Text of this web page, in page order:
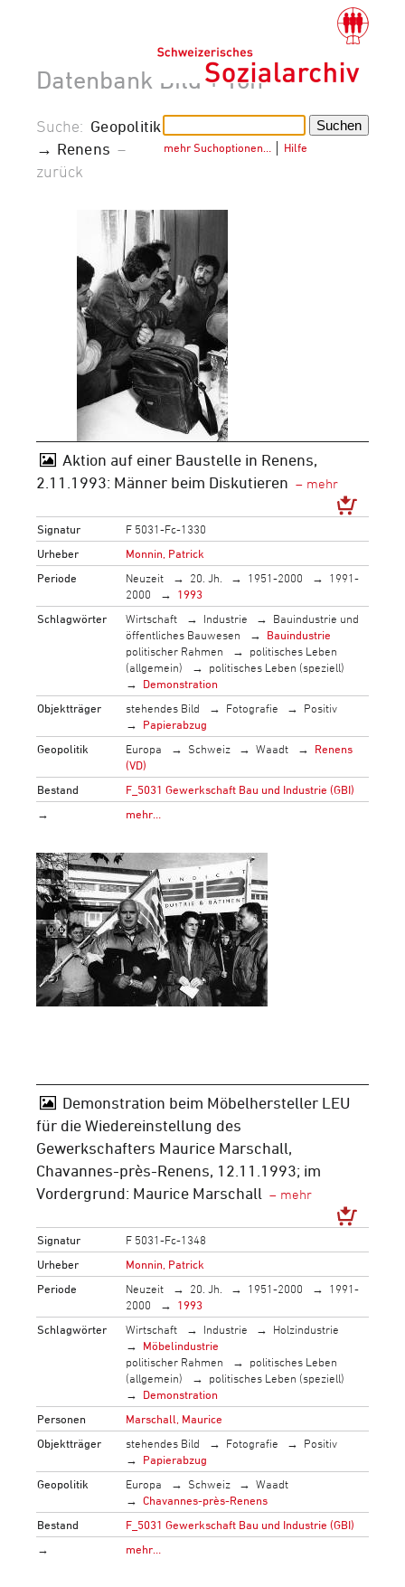
Datenbank Bild + Ton
mehr Suchoptionen… Hilfe
Suche: Geopolitik
→ Renens –
zurück
Aktion auf einer Baustelle in Renens,
2.11.1993: Männer beim Diskutieren
Signatur
F 5031-Fc-1330
Urheber
Monnin, Patrick
Periode
Neuzeit 20. Jh. 1951-2000
1991-
2000
1993
Schlagwörter
Wirtschaft Industrie
Bauindustrie und
öffentliches Bauwesen
Bauindustrie
politischer Rahmen
politisches Leben
(allgemein)
politisches Leben (speziell)
Demonstration
Objektträger
stehendes Bild Fotografie
Positiv
Papierabzug
Geopolitik
Europa Schweiz Waadt
Renens
(VD)
Bestand
F_5031 Gewerkschaft Bau und Industrie (GBI)
→
mehr…
Demonstration beim Möbelhersteller LEU
für die Wiedereinstellung des
Gewerkschafters Maurice Marschall,
Chavannes-près-Renens, 12.11.1993; im
Vordergrund: Maurice Marschall
Signatur
F 5031-Fc-1348
Urheber
Monnin, Patrick
Periode
Neuzeit 20. Jh. 1951-2000
1991-
2000
1993
Schlagwörter
Wirtschaft Industrie
Holzindustrie
Möbelindustrie
politischer Rahmen
politisches Leben
(allgemein)
politisches Leben (speziell)
Demonstration
Personen
Marschall, Maurice
Objektträger
stehendes Bild Fotografie
Positiv
Papierabzug
Geopolitik
Europa Schweiz
Waadt
Chavannes-près-Renens
Bestand
F_5031 Gewerkschaft Bau und Industrie (GBI)
→
mehr…